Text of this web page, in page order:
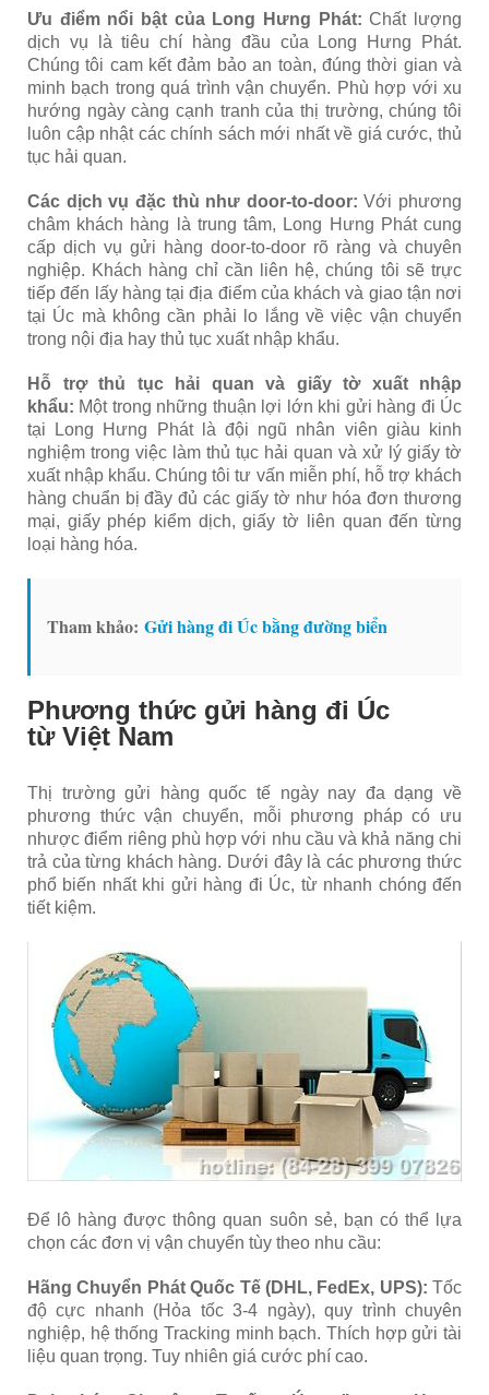
Ưu điểm nổi bật của Long Hưng Phát:Chất lượng
dịch vụ là tiêu chí hàng đầu của Long Hưng Phát.
Chúng tôi cam kết đảm bảo an toàn, đúng thời gian và
minh bạch trong quá trình vận chuyển. Phù hợp với xu
hướng ngày càng cạnh tranh của thị trường, chúng tôi
luôn cập nhật các chính sách mới nhất về giá cước, thủ
tục hải quan.
Các dịch vụ đặc thù như door-to-door:Với phương
châm khách hàng là trung tâm, Long Hưng Phát cung
cấp dịch vụ gửi hàng door-to-door rõ ràng và chuyên
nghiệp. Khách hàng chỉ cần liên hệ, chúng tôi sẽ trực
tiếp đến lấy hàng tại địa điểm của khách và giao tận nơi
tại Úc mà không cần phải lo lắng về việc vận chuyển
trong nội địa hay thủ tục xuất nhập khẩu.
Hỗ trợ thủ tục hải quan và giấy tờ xuất nhập
khẩu: Một trong những thuận lợi lớn khi gửi hàng đi Úc
tại Long Hưng Phát là đội ngũ nhân viên giàu kinh
nghiệm trong việc làm thủ tục hải quan và xử lý giấy tờ
xuất nhập khẩu. Chúng tôi tư vấn miễn phí, hỗ trợ khách
hàng chuẩn bị đầy đủ các giấy tờ như hóa đơn thương
mại, giấy phép kiểm dịch, giấy tờ liên quan đến từng
loại hàng hóa.
Tham khảo: Gửi hàng đi Úc bằng đường biển
Phương thức gửi hàng đi Úc
từ Việt Nam
Thị trường gửi hàng quốc tế ngày nay đa dạng về
phương thức vận chuyển, mỗi phương pháp có ưu
nhược điểm riêng phù hợp với nhu cầu và khả năng chi
trả của từng khách hàng. Dưới đây là các phương thức
phổ biến nhất khi gửi hàng đi Úc, từ nhanh chóng đến
tiết kiệm.
Để lô hàng được thông quan suôn sẻ, bạn có thể lựa
chọn các đơn vị vận chuyển tùy theo nhu cầu:
Hãng Chuyển Phát Quốc Tế (DHL, FedEx, UPS): Tốc
độ cực nhanh (Hỏa tốc 3-4 ngày), quy trình chuyên
nghiệp, hệ thống Tracking minh bạch. Thích hợp gửi tài
liệu quan trọng. Tuy nhiên giá cước phí cao.